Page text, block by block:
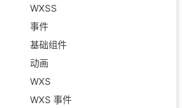
WXSS
事件
基础组件
动画
WXS
WXS 事件